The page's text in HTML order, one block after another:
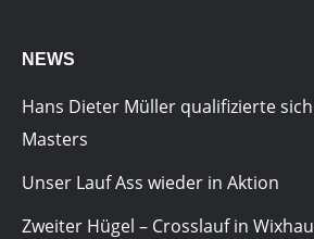
NEWS
Hans Dieter Müller qualifizierte
Masters
Unser Lauf Ass wieder in Aktion
Zweiter Hügel – Crosslauf in